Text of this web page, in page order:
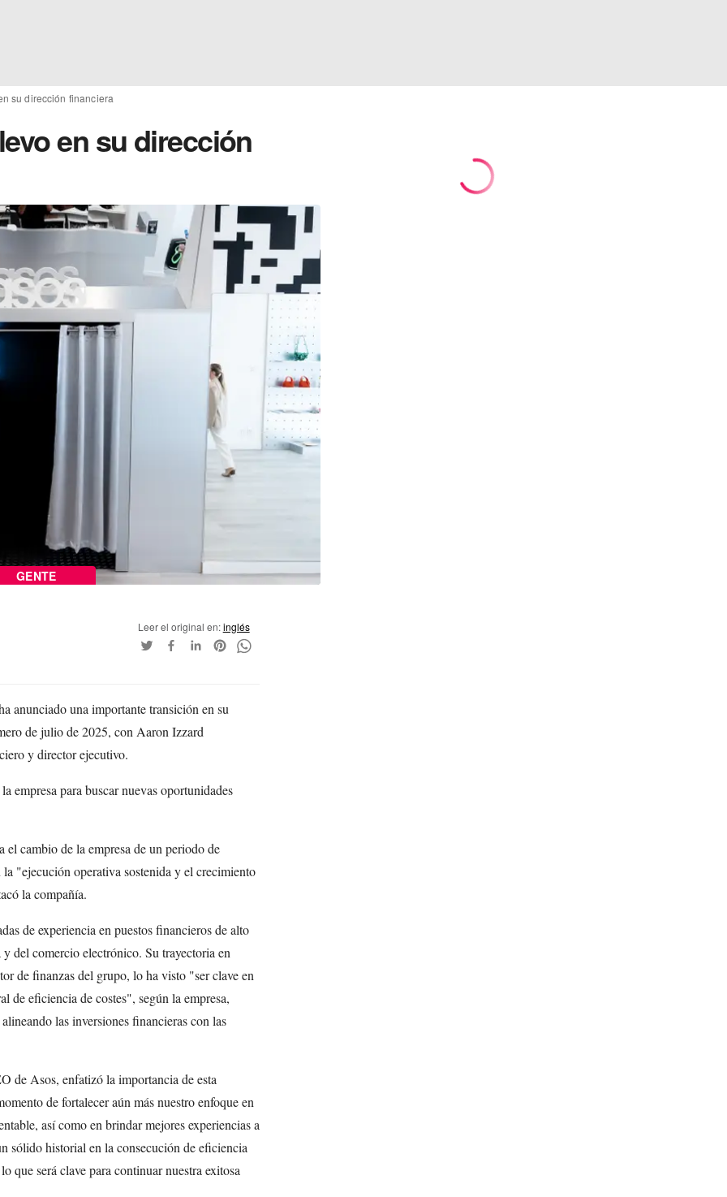
su dirección financiera
en su dirección
GENTE
Leer el original en:inglés
anunciado una importante transición en su
de julio de 2025, con Aaron Izzard
y director ejecutivo.
empresa para buscar nuevas oportunidades
el cambio de la empresa de un periodo de
"ejecución operativa sostenida y el crecimiento
la compañía.
de experiencia en puestos financieros de alto
del comercio electrónico. Su trayectoria en
de finanzas del grupo, lo ha visto "ser clave en
de eficiencia de costes", según la empresa,
las inversiones financieras con las
de Asos, enfatizó la importancia de esta
de fortalecer aún más nuestro enfoque en
así como en brindar mejores experiencias a
sólido historial en la consecución de eficiencia
que será clave para continuar nuestra exitosa